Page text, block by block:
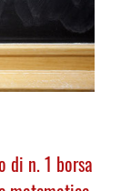
di n. 1 borsa